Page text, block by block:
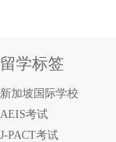
留学标签
新加坡国际学校
AEIS考试
J-PACT考试